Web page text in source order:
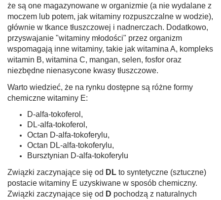
że są one magazynowane w organizmie (a nie wydalane z
moczem lub potem, jak witaminy rozpuszczalne w wodzie),
głównie w tkance tłuszczowej i nadnerczach. Dodatkowo,
przyswajanie "witaminy młodości" przez organizm
wspomagają inne witaminy, takie jak witamina A, kompleks
witamin B, witamina C, mangan, selen, fosfor oraz
niezbędne nienasycone kwasy tłuszczowe.
Warto wiedzieć, że na rynku dostępne są różne formy
chemiczne witaminy E:
D-alfa-tokoferol,
DL-alfa-tokoferol,
Octan D-alfa-tokoferylu,
Octan DL-alfa-tokoferylu,
Bursztynian D-alfa-tokoferylu
Związki zaczynające się od DL to syntetyczne (sztuczne)
postacie witaminy E uzyskiwane w sposób chemiczny.
Związki zaczynające się od D pochodzą z naturalnych